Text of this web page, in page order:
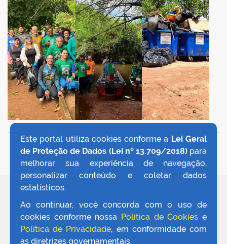
VOLTAR AO TOPO
Este portal utiliza cookies conforme a Lei Geral
de Proteção de Dados (Lei nº 13.709/2018)para
melhorar sua experiência de navegação,
personalizar conteúdo e coletar dados
estatísticos.
Ao continuar, você concorda com o uso de
cookies conforme nossa Política de Cookies e
Política de Privacidade, em conformidade com
as diretrizes governamentais.